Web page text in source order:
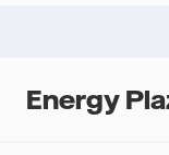
Energy